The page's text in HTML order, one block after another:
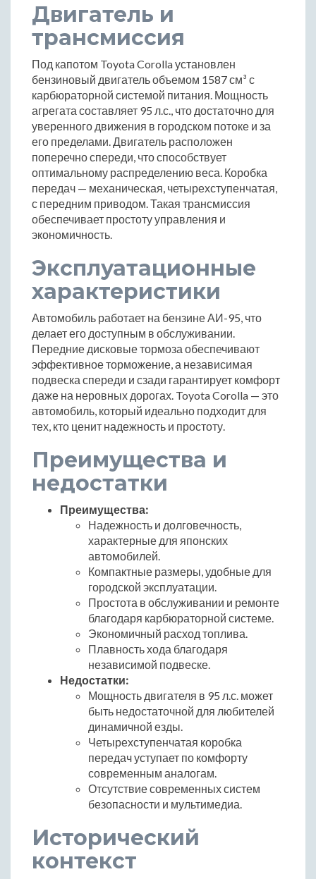
Двигатель и
трансмиссия
Под капотом Toyota Corolla установлен
бензиновый двигатель объемом 1587 см³ с
карбюраторной системой питания. Мощность
агрегата составляет 95 л.с., что достаточно для
уверенного движения в городском потоке и за
его пределами. Двигатель расположен
поперечно спереди, что способствует
оптимальному распределению веса. Коробка
передач — механическая, четырехступенчатая,
с передним приводом. Такая трансмиссия
обеспечивает простоту управления и
экономичность.
Эксплуатационные
характеристики
Автомобиль работает на бензине АИ-95, что
делает его доступным в обслуживании.
Передние дисковые тормоза обеспечивают
эффективное торможение, а независимая
подвеска спереди и сзади гарантирует комфорт
даже на неровных дорогах. Toyota Corolla — это
автомобиль, который идеально подходит для
тех, кто ценит надежность и простоту.
Преимущества и
недостатки
Преимущества:
Надежность и долговечность,
характерные для японских
автомобилей.
Компактные размеры, удобные для
городской эксплуатации.
Простота в обслуживании и ремонте
благодаря карбюраторной системе.
Экономичный расход топлива.
Плавность хода благодаря
независимой подвеске.
Недостатки:
Мощность двигателя в 95 л.с. может
быть недостаточной для любителей
динамичной езды.
Четырехступенчатая коробка
передач уступает по комфорту
современным аналогам.
Отсутствие современных систем
безопасности и мультимедиа.
Исторический
контекст